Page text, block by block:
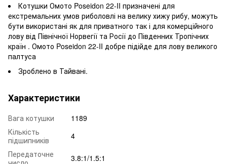
Котушки Омото Poseidon 22-II призначені для
екстремальних умов риболовлі на велику хижу рибу, можуть
бути використані як для приватного так і для комерційного
лову від Північної Норвегії та Росії до Південних Тропічних
країн . Омото Poseidon 22-II добре підійде для лову великого
палтуса
Зроблено в Тайвані.
Характеристики
Вага котушки
1189
Кількість
підшипників
4
Передаточне
3.8:1/1.5:1